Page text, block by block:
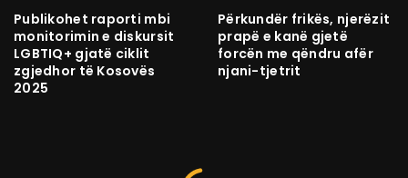
Publikohet raporti mbi
monitorimin e diskursit
LGBTIQ+ gjatë ciklit
zgjedhor të Kosovës
2025
Përkundër frikës, njerëzit
prapë e kanë gjetë
forcën me qëndru afër
njani-tjetrit